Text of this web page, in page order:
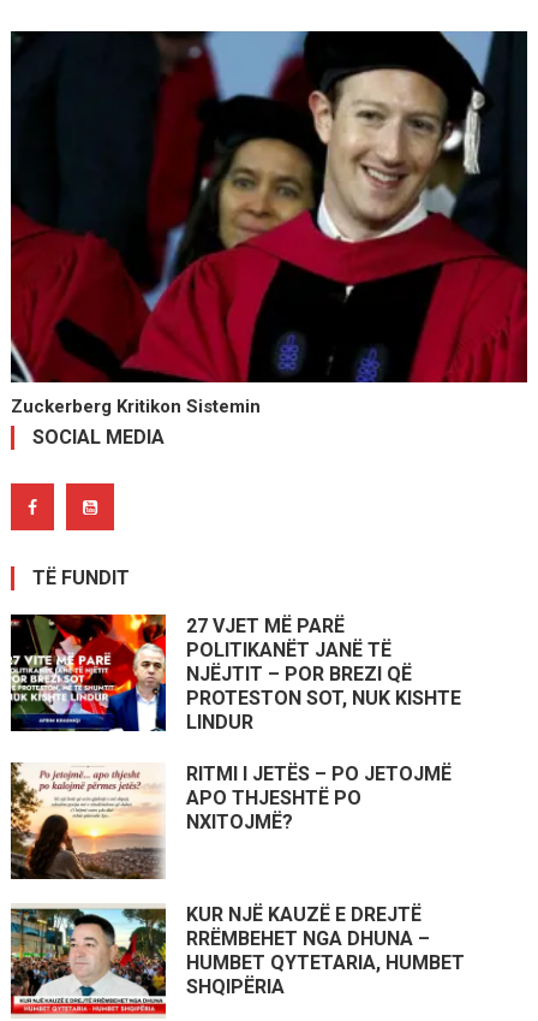
Zuckerberg Kritikon Sistemin
SOCIAL MEDIA
TË FUNDIT
27 VJET MË PARË
POLITIKANËT JANË TË
NJËJTIT – POR BREZI QË
PROTESTON SOT, NUK KISHTE
LINDUR
RITMI I JETËS – PO JETOJMË
APO THJESHTË PO
NXITOJMË?
KUR NJË KAUZË E DREJTË
RRËMBEHET NGA DHUNA –
HUMBET QYTETARIA, HUMBET
SHQIPËRIA